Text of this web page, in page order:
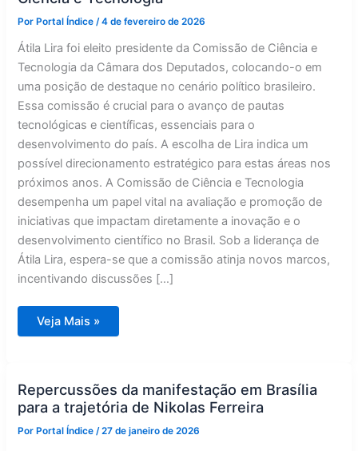
Por Portal Índice/4 de fevereiro de 2026
Átila Lira foi eleito presidente da Comissão de Ciência e
Tecnologia da Câmara dos Deputados, colocando-o em
uma posição de destaque no cenário político brasileiro.
Essa comissão é crucial para o avanço de pautas
tecnológicas e científicas, essenciais para o
desenvolvimento do país. A escolha de Lira indica um
possível direcionamento estratégico para estas áreas nos
próximos anos. A Comissão de Ciência e Tecnologia
desempenha um papel vital na avaliação e promoção de
iniciativas que impactam diretamente a inovação e o
desenvolvimento científico no Brasil. Sob a liderança de
Átila Lira, espera-se que a comissão atinja novos marcos,
incentivando discussões […]
Átila
Lira
de
Ciência
e
Tecnologia
Veja Mais »
Repercussões da manifestação em Brasília
para a trajetória de Nikolas Ferreira
Por Portal Índice/27 de janeiro de 2026